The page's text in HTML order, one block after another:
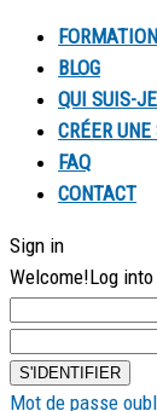
BLOG
QUI SUIS-
CRÉER
FAQ
CONTACT
Sign in
Welcome!Log
Mot de passe